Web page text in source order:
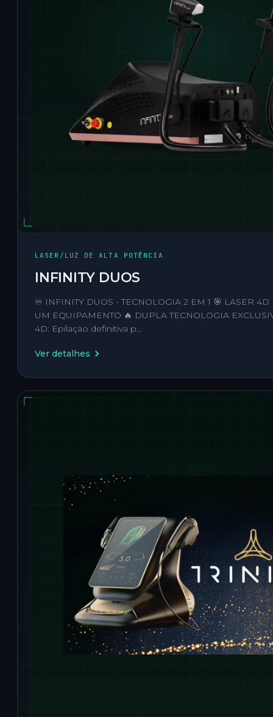
LASER/LUZ DE ALTA POTÊNCIA
INFINITY DUOS
♾️ INFINITY DUOS - TECNOLOGIA 2 EM 1 🎯 LASER
UM EQUIPAMENTO 🔥 DUPLA TECNOLOGIA
4D: Epilação definitiva p…
Ver detalhes